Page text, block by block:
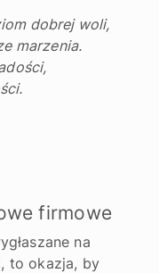
dobrej woli,
marzenia.
firmowe
na
to okazja, by